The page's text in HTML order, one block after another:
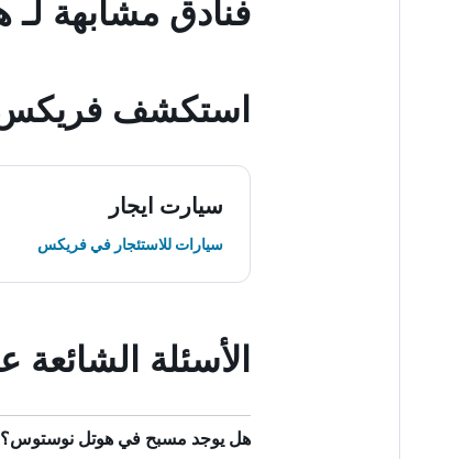
فنادق مشابهة
استكشف
سيارت ايجار
سيارات للاستئجار في فريكس
الأسئلة
هل يوجد مسبح في هوتل نوستوس؟